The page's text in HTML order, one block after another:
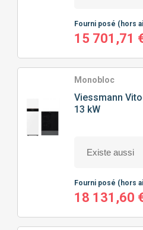
Fourni posé (hors
15 701,71
Monobloc
Viessmann
13 kW
Fourni posé (hors
18 131,60